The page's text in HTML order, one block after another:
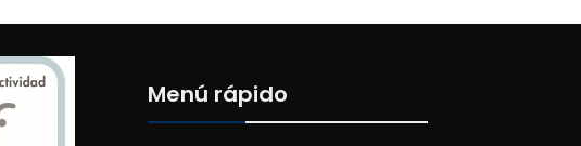
Menú rápido